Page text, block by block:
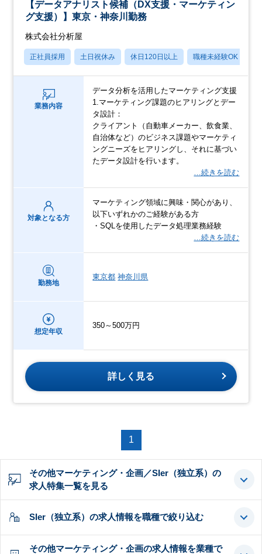
【データアナリスト候補（DX支援・マーケティン
グ支援）】東京・神奈川勤務
株式会社分析屋
正社員採用 土日祝休み 休日120日以上 職種未経験OK
業務内容
データ分析を活用したマーケティング支援
1.マーケティング課題のヒアリングとデー
タ設計：
クライアント（自動車メーカー、飲食業、
自治体など）のビジネス課題やマーケティ
ングニーズをヒアリングし、それに基づい
たデータ設計を行います。
…続きを読む
対象となる方
マーケティング領域に興味・関心があり、
以下いずれかのご経験がある方
・SQLを使用したデータ処理業務経験
…続きを読む
勤務地
東京都 神奈川県
想定年収
350～500万円
詳しく見る
1
その他マーケティング・企画／SIer（独立系）の
求人特集一覧を見る
SIer（独立系）の求人情報を職種で絞り込む
その他マーケティング・企画の求人情報を業種で